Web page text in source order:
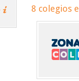
8 colegios